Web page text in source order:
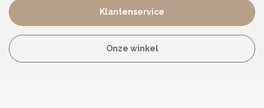
Klantenservice
Onze winkel